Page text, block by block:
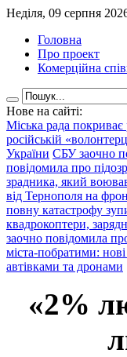
Неділя, 09 серпня
Головна
Про проект
Комерційна
Нове на сайті:
Міська рада
російській
України СБУ заочно
повідомила про
зрадника, який
від Тернополя на
повну катастрофу
квадрокоптери,
заочно повідомила
міста-побратими: нові
автівками та дронами
«2%